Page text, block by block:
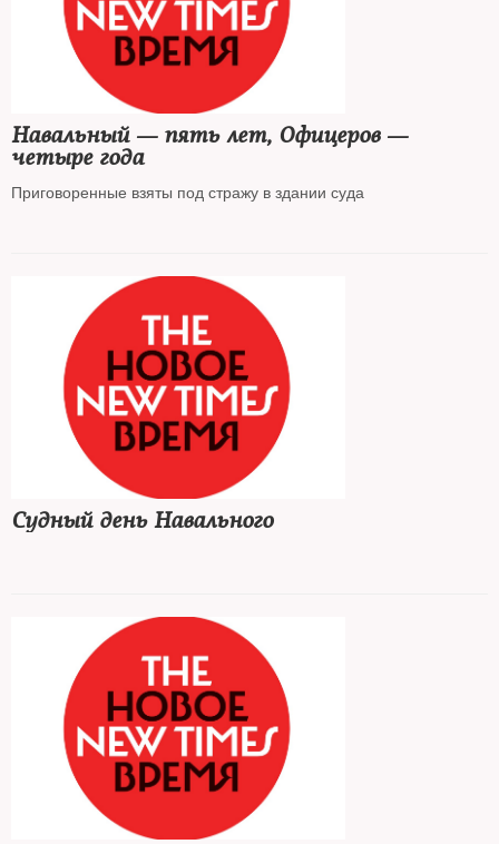
Навальный — пять лет, Офицеров —
четыре года
Приговоренные взяты под стражу в здании суда
Судный день Навального